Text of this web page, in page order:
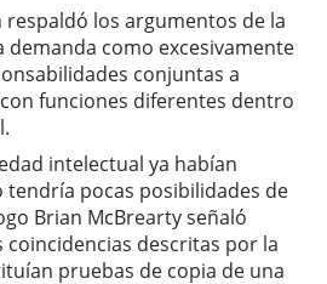
los argumentos de la
demanda como excesivamente
conjuntas a
funciones diferentes dentro
intelectual ya habían
tendría pocas posibilidades de
Brian McBrearty señaló
descritas por la
pruebas de copia de una